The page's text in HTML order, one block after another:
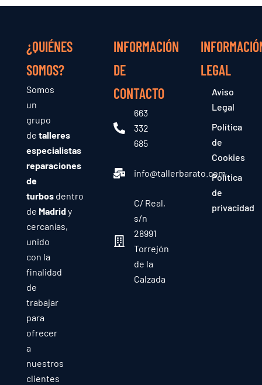
¿QUIÉNES
SOMOS?
Somos
un
grupo
de talleres
especialistas
reparaciones
de
turbosdentro
de Madridy
cercanías,
unido
con la
finalidad
de
trabajar
para
ofrecer
a
nuestros
clientes
INFORMACIÓN
DE
CONTACTO
663
332
685
info@tallerbarato.com
C/ Real,
s/n
28991
Torrejón
de la
Calzada
LEGAL
Aviso
Legal
Política
de
Cookies
Política
de
privacidad